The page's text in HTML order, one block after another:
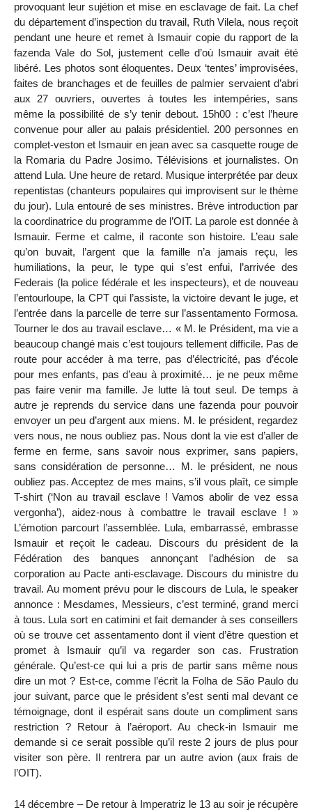
provoquant leur sujétion et mise en esclavage de fait. La chef
du département d’inspection du travail, Ruth Vilela, nous reçoit
pendant une heure et remet à Ismauir copie du rapport de la
fazenda Vale do Sol, justement celle d’où Ismauir avait été
libéré. Les photos sont éloquentes. Deux ‘tentes’ improvisées,
faites de branchages et de feuilles de palmier servaient d’abri
aux 27 ouvriers, ouvertes à toutes les intempéries, sans
même la possibilité de s’y tenir debout. 15h00 : c’est l’heure
convenue pour aller au palais présidentiel. 200 personnes en
complet-veston et Ismauir en jean avec sa casquette rouge de
la Romaria du Padre Josimo. Télévisions et journalistes. On
attend Lula. Une heure de retard. Musique interprétée par deux
repentistas (chanteurs populaires qui improvisent sur le thème
du jour). Lula entouré de ses ministres. Brève introduction par
la coordinatrice du programme de l’OIT. La parole est donnée à
Ismauir. Ferme et calme, il raconte son histoire. L’eau sale
qu’on buvait, l’argent que la famille n’a jamais reçu, les
humiliations, la peur, le type qui s’est enfui, l’arrivée des
Federais (la police fédérale et les inspecteurs), et de nouveau
l’entourloupe, la CPT qui l’assiste, la victoire devant le juge, et
l’entrée dans la parcelle de terre sur l’assentamento Formosa.
Tourner le dos au travail esclave… « M. le Président, ma vie a
beaucoup changé mais c’est toujours tellement difficile. Pas de
route pour accéder à ma terre, pas d’électricité, pas d’école
pour mes enfants, pas d’eau à proximité… je ne peux même
pas faire venir ma famille. Je lutte là tout seul. De temps à
autre je reprends du service dans une fazenda pour pouvoir
envoyer un peu d’argent aux miens. M. le président, regardez
vers nous, ne nous oubliez pas. Nous dont la vie est d’aller de
ferme en ferme, sans savoir nous exprimer, sans papiers,
sans considération de personne… M. le président, ne nous
oubliez pas. Acceptez de mes mains, s’il vous plaît, ce simple
T-shirt (‘Non au travail esclave ! Vamos abolir de vez essa
vergonha’), aidez-nous à combattre le travail esclave ! »
L’émotion parcourt l’assemblée. Lula, embarrassé, embrasse
Ismauir et reçoit le cadeau. Discours du président de la
Fédération des banques annonçant l’adhésion de sa
corporation au Pacte anti-esclavage. Discours du ministre du
travail. Au moment prévu pour le discours de Lula, le speaker
annonce : Mesdames, Messieurs, c’est terminé, grand merci
à tous. Lula sort en catimini et fait demander à ses conseillers
où se trouve cet assentamento dont il vient d’être question et
promet à Ismauir qu’il va regarder son cas. Frustration
générale. Qu’est-ce qui lui a pris de partir sans même nous
dire un mot ? Est-ce, comme l’écrit la Folha de São Paulo du
jour suivant, parce que le président s’est senti mal devant ce
témoignage, dont il espérait sans doute un compliment sans
restriction ? Retour à l’aéroport. Au check-in Ismauir me
demande si ce serait possible qu’il reste 2 jours de plus pour
visiter son père. Il rentrera par un autre avion (aux frais de
l’OIT).
14 décembre – De retour à Imperatriz le 13 au soir je récupère